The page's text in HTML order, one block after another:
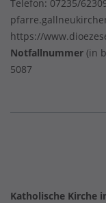
Telefon: 07235/
https://
Notfallnummer (in
5087
Katholische Kirche